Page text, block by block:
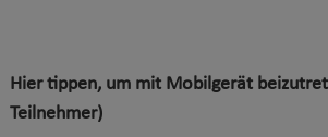
Hier tippen, um mit Mobilgerät
Teilnehmer)